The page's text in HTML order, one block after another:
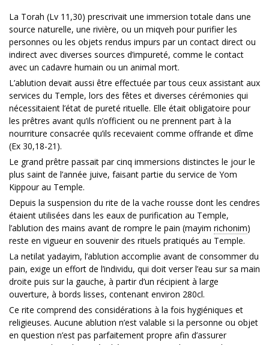
La Torah (Lv 11,30) prescrivait une immersion totale dans une
source naturelle, une rivière, ou un miqveh pour purifier les
personnes ou les objets rendus impurs par un contact direct ou
indirect avec diverses sources d’impureté, comme le contact
avec un cadavre humain ou un animal mort.
L’ablution devait aussi être effectuée par tous ceux assistant aux
services du Temple, lors des fêtes et diverses cérémonies qui
nécessitaient l’état de pureté rituelle. Elle était obligatoire pour
les prêtres avant qu’ils n’officient ou ne prennent part à la
nourriture consacrée qu’ils recevaient comme offrande et dîme
(Ex 30,18-21).
Le grand prêtre passait par cinq immersions distinctes le jour le
plus saint de l’année juive, faisant partie du service de Yom
Kippour au Temple.
Depuis la suspension du rite de la vache rousse dont les cendres
étaient utilisées dans les eaux de purification au Temple,
l’ablution des mains avant de rompre le pain (mayim richonim)
reste en vigueur en souvenir des rituels pratiqués au Temple.
La netilat yadayim, l’ablution accomplie avant de consommer du
pain, exige un effort de l’individu, qui doit verser l’eau sur sa main
droite puis sur la gauche, à partir d’un récipient à large
ouverture, à bords lisses, contenant environ 280cl.
Ce rite comprend des considérations à la fois hygiéniques et
religieuses. Aucune ablution n’est valable si la personne ou objet
en question n’est pas parfaitement propre afin d’assurer